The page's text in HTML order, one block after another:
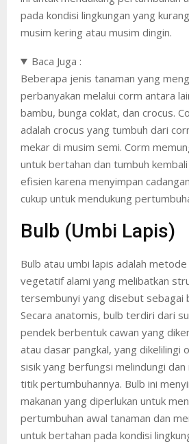
pada kondisi lingkungan yang
musim kering atau musim dingin.
Baca Juga :
Beberapa jenis tanaman yang
perbanyakan melalui corm antara
bambu, bunga coklat, dan crocus.
adalah crocus yang tumbuh dari
mekar di musim semi. Corm
untuk bertahan dan tumbuh
efisien karena menyimpan
cukup untuk mendukung
Bulb (Umbi Lapis)
Bulb atau umbi lapis adalah
vegetatif alami yang melibatkan
tersembunyi yang disebut sebagai
Secara anatomis, bulb terdiri dari
pendek berbentuk cawan yang
atau dasar pangkal, yang dikelilingi
sisik yang berfungsi melindungi
titik pertumbuhannya. Bulb ini
makanan yang diperlukan untuk
pertumbuhan awal tanaman dan
untuk bertahan pada kondisi